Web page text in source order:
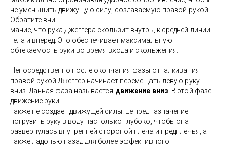
не уменьшить движущую силу, создаваемую правой рукой.
Обратите вни-
мание, что рука Джеггера скользит внутрь, к средней линии
тела и вперед. Это обеспечивает максимальную
обтекаемость руки во время входа и скольжения.
Непосредственно после окончания фазы отталкивания
правой рукой Джеггер начинает перемещать левую руку
вниз. Данная фаза называется движение вниз . В этой фазе
движение руки
также не создает движущей силы. Ее предназначение
погрузить руку в воду настолько глубоко, чтобы она
развернулась внутренней стороной плеча и предплечья, а
также ладонью назад для более эффективного